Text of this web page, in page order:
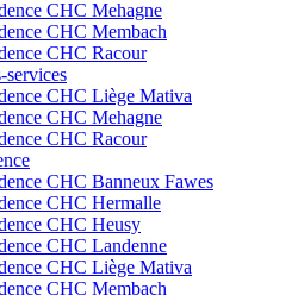
CHC Mehagne
CHC Membach
CHC Racour
services
CHC Liège Mativa
CHC Mehagne
CHC Racour
CHC Banneux Fawes
CHC Hermalle
CHC Heusy
CHC Landenne
CHC Liège Mativa
CHC Membach